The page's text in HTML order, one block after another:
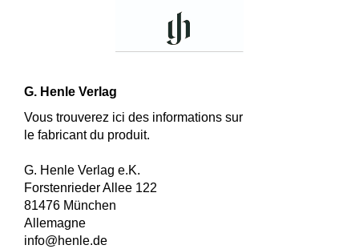
G. Henle Verlag
Vous trouverez ici des informations sur
le fabricant du produit.
G. Henle Verlag e.K.
Forstenrieder Allee 122
81476 München
Allemagne
info@henle.de